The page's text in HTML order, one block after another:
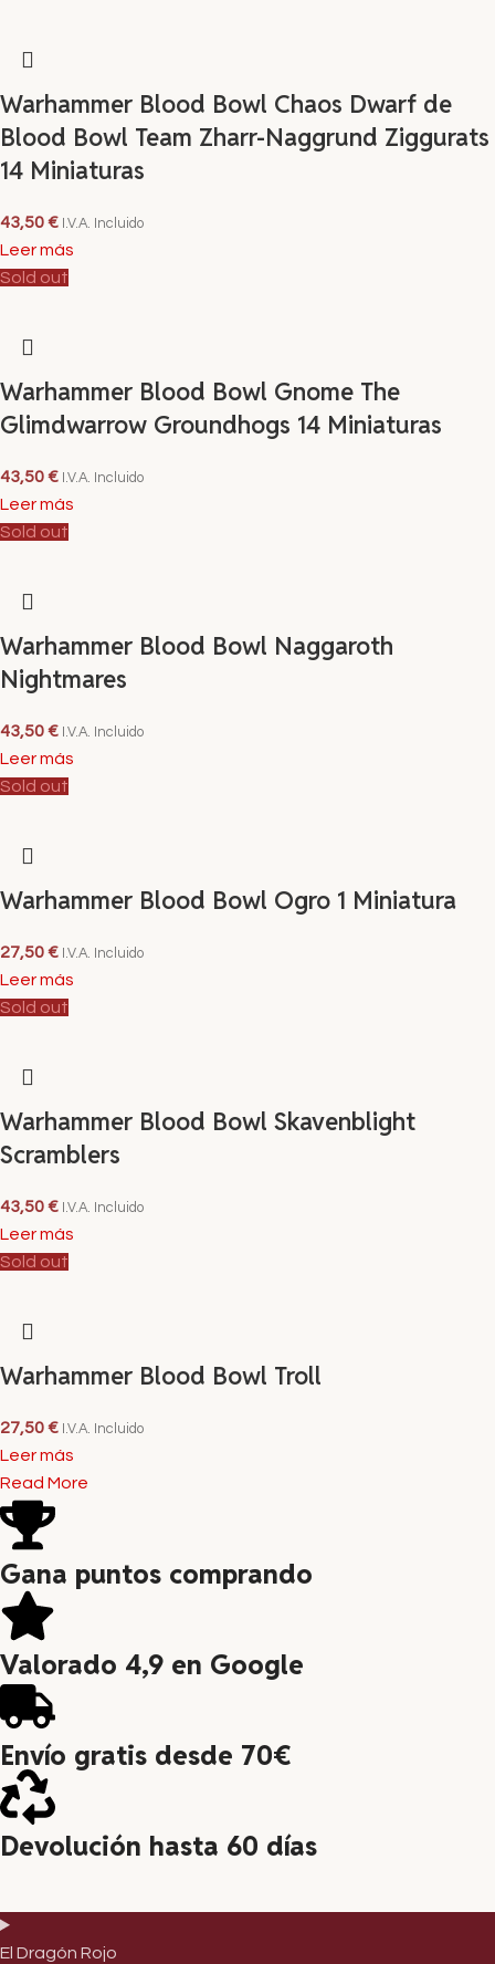
Warhammer Blood Bowl Chaos Dwarf de
Blood Bowl Team Zharr-Naggrund Ziggurats
14 Miniaturas
43,50€ I.V.A. Incluido
Leer más
Sold out
Warhammer Blood Bowl Gnome The
Glimdwarrow Groundhogs 14 Miniaturas
43,50€ I.V.A. Incluido
Leer más
Sold out
Warhammer Blood Bowl Naggaroth
Nightmares
43,50€ I.V.A. Incluido
Leer más
Sold out
Warhammer Blood Bowl Ogro 1 Miniatura
27,50€ I.V.A. Incluido
Leer más
Sold out
Warhammer Blood Bowl Skavenblight
Scramblers
43,50€ I.V.A. Incluido
Leer más
Sold out
Warhammer Blood Bowl Troll
27,50€ I.V.A. Incluido
Leer más
Read More
Gana puntos comprando
Valorado 4,9 en Google
Envío gratis desde 70€
Devolución hasta 60 días
El Dragón Rojo